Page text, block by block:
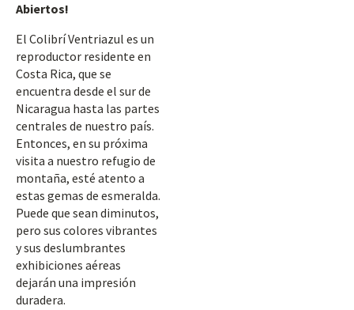
Abiertos!
El Colibrí Ventriazul es un
reproductor residente en
Costa Rica, que se
encuentra desde el sur de
Nicaragua hasta las partes
centrales de nuestro país.
Entonces, en su próxima
visita a nuestro refugio de
montaña, esté atento a
estas gemas de esmeralda.
Puede que sean diminutos,
pero sus colores vibrantes
y sus deslumbrantes
exhibiciones aéreas
dejarán una impresión
duradera.